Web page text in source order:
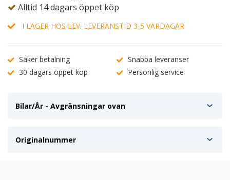
Alltid 14 dagars öppet köp
I LAGER HOS LEV. LEVERANSTID 3-5 VARDAGAR
Säker betalning
Snabba leveranser
30 dagars öppet köp
Personlig service
Bilar/År - Avgränsningar ovan
Originalnummer